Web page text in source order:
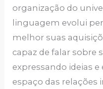
organização do
linguagem evolui
melhor suas
capaz de falar sobre
expressando ideias e
espaço das relações